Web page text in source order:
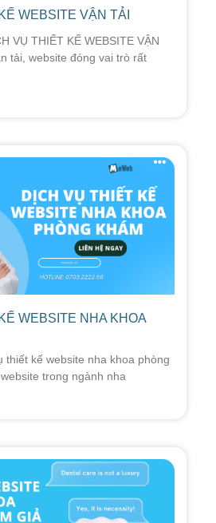
WEBSITE VẬN TẢI
VỤ THIẾT KẾ WEBSITE VẬN
tải, website đóng vai trò rất
WEBSITE NHA KHOA
thiết kế website nha khoa phòng
trong ngành nha